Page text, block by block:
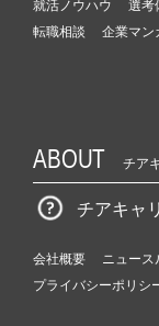
就活ノウハウ 選考
転職相談
企業マン
ABOUT チア
チアキャ
会社概要 ニュース
プライバシーポリシ